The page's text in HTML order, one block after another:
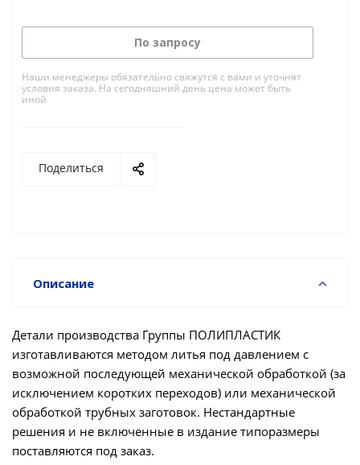
По запросу
Наши менеджеры обязательно свяжутся с вами и уточнят
условия заказа. На сегодняшний день цена может быть
иной
Поделиться
Описание
Детали производства Группы ПОЛИПЛАСТИК
изготавливаются методом литья под давлением с
возможной последующей механической обработкой (за
исключением коротких переходов) или механической
обработкой трубных заготовок. Нестандартные
решения и не включенные в издание типоразмеры
поставляются под заказ.